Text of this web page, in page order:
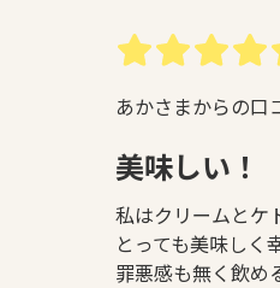
あかさまからの口
美味しい！
私はクリームとケ
とっても美味しく
罪悪感も無く飲め